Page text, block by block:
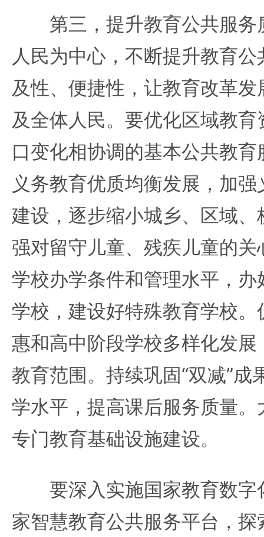
第三，提升教育公共服务
人民为中心，不断提升教育
及性、便捷性，让教育改革
及全体人民。要优化区域教
口变化相协调的基本公共教
义务教育优质均衡发展，加
建设，逐步缩小城乡、区域
强对留守儿童、残疾儿童的
学校办学条件和管理水平，
学校，建设好特殊教育学校
惠和高中阶段学校多样化发
教育范围。持续巩固“双减”成
学水平，提高课后服务质量
专门教育基础设施建设。
要深入实施国家教育数字
家智慧教育公共服务平台，